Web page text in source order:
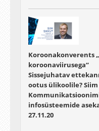
Koroonakonverents
koroonaviirusega“
Sissejuhatav
ootus ülikoolile?
infosüsteemide
27.11.20